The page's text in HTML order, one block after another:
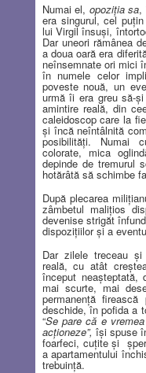
Numai el, opoziţia sa,
era singurul, cel
lui Virgil însuşi,
Dar uneori rămânea
a doua oară era
neînsemnate ori mici
în numele celor
poveste nouă, un
urmă îi era greu să-
amintire reală, din
caleidoscop care la
şi încă neîntâlnită
posibilităţi. Numai
colorate, mica
depinde de tremurul
hotărâtă să schimbe
După plecarea
zâmbetul maliţios
devenise strigăt
dispoziţiilor şi a
Dar zilele treceau
reală, cu atât
început
mai scurte, mai
permanenţă
deschide, în pofida a
“Se pare că e
acţioneze”, îşi spuse
foarfeci, cuţite şi
a apartamentului
trebuinţă.